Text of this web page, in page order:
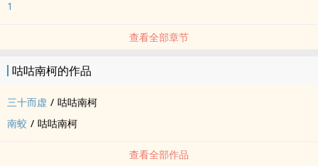
1
查看全部章节
咕咕南柯的作品
三十而虚 / 咕咕南柯
南蛟 / 咕咕南柯
查看全部作品